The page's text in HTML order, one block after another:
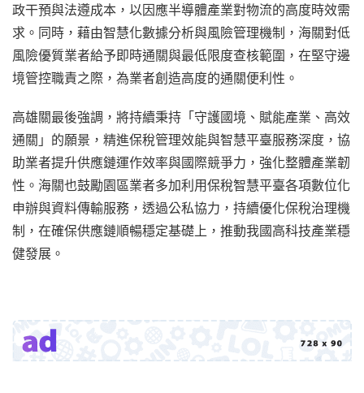
政干預與法遵成本，以因應半導體產業對物流的高度時效需
求。同時，藉由智慧化數據分析與風險管理機制，海關對低
風險優質業者給予即時通關與最低限度查核範圍，在堅守邊
境管控職責之際，為業者創造高度的通關便利性。
高雄關最後強調，將持續秉持「守護國境、賦能產業、高效
通關」的願景，精進保稅管理效能與智慧平臺服務深度，協
助業者提升供應鏈運作效率與國際競爭力，強化整體產業韌
性。海關也鼓勵園區業者多加利用保稅智慧平臺各項數位化
申辦與資料傳輸服務，透過公私協力，持續優化保稅治理機
制，在確保供應鏈順暢穩定基礎上，推動我國高科技產業穩
健發展。